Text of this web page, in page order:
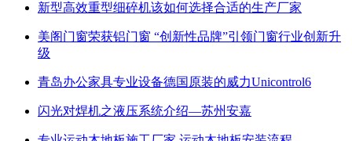
新型高效重型细碎机该如何选择合适的生产厂家
美阁门窗荣获铝门窗 “创新性品牌”引领门窗行业创新升
级
青岛办公家具专业设备德国原装的威力Unicontrol6
闪光对焊机之液压系统介绍—苏州安嘉